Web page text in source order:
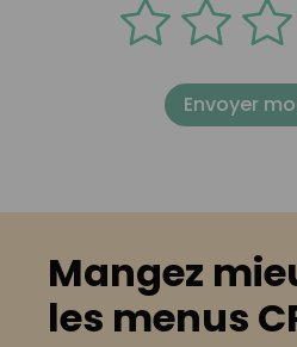
Envoyer
Mangez
les menus